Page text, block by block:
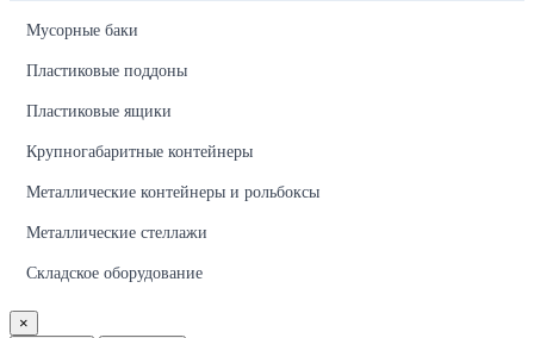
Мусорные баки
Пластиковые поддоны
Пластиковые ящики
Крупногабаритные контейнеры
Металлические контейнеры и рольбоксы
Металлические стеллажи
Складское оборудование
×